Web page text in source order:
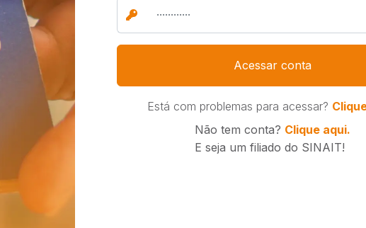
Acessar conta
Está com problemas para acessar?
Não tem conta? Clique aqui.
E seja um filiado do SINAIT!